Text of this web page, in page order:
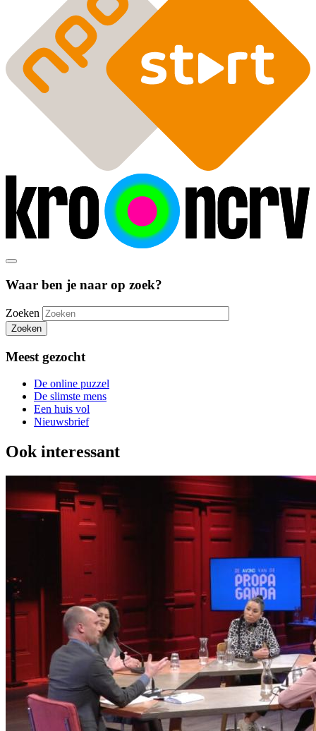
Waar ben je naar op zoek?
Zoeken
Zoeken
Meest gezocht
De online puzzel
De slimste mens
Een huis vol
Nieuwsbrief
Ook interessant